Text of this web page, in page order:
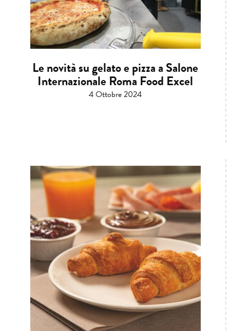
Le novità su gelato e pizza a Salone
Internazionale Roma Food Excel
4 Ottobre 2024